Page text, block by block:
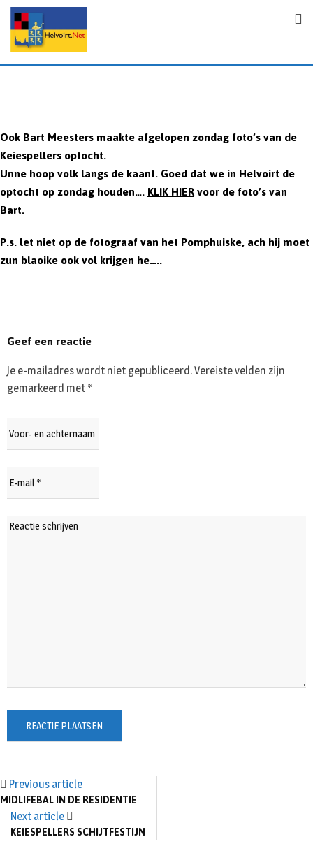
n
t
e
n
t
Ook Bart Meesters maakte afgelopen zondag foto’s van de
Keiespellers optocht.
Unne hoop volk langs de kaant. Goed dat we in Helvoirt de
optocht op zondag houden….KLIK HIERvoor de foto’s van
Bart.
P.s. let niet op de fotograaf van het Pomphuiske, ach hij moet
zun blaoike ook vol krijgen he…..
Previous article
MIDLIFEBAL IN DE RESIDENTIE
Next article
KEIESPELLERS SCHIJTFESTIJN
Geef een reactie
Je e-mailadres wordt niet gepubliceerd.Vereiste velden zijn
gemarkeerd met *